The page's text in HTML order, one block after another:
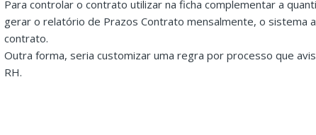
Para controlar o contrato utilizar na ficha complementar a
gerar o relatório de Prazos Contrato mensalmente, o sistema
contrato.
Outra forma, seria customizar uma regra por processo que
RH.